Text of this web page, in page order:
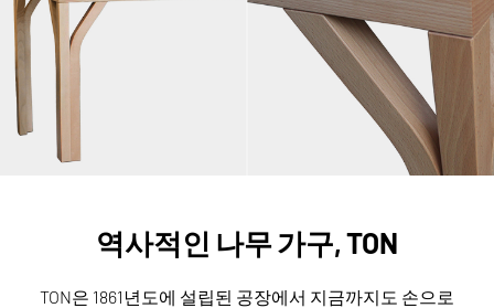
역사적인 나무 가구, TON
TON은 1861년도에 설립된 공장에서 지금까지도 손으로